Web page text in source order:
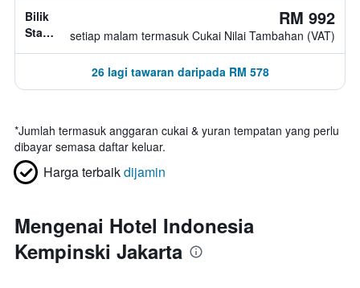
katil
tidak
diketahui
Bilik
Standard,
RM 992
setiap malam termasuk Cukai Nilai Tambahan (VAT)
26 lagi tawaran daripada RM 578
*Jumlah termasuk anggaran cukai & yuran tempatan yang perlu
dibayar semasa daftar keluar.
Harga terbaikdijamin
Mengenai Hotel Indonesia
Kempinski Jakarta